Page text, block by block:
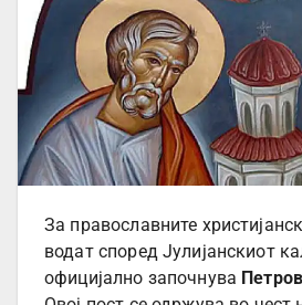
За православните
водат според Јулијанскиот
официјално започнува